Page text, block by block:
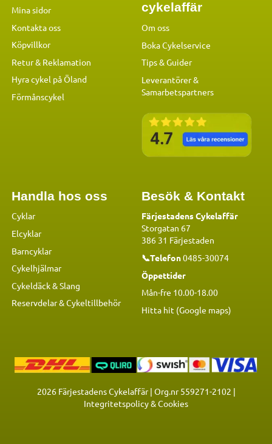
Mina sidor
Kontakta oss
Köpvillkor
Retur & Reklamation
Hyra cykel på Öland
Förmånscykel
cykelaffär
Om oss
Boka Cykelservice
Tips & Guider
Leverantörer &
Samarbetspartners
Handla hos oss
Cyklar
Elcyklar
Barncyklar
Cykelhjälmar
Cykeldäck & Slang
Reservdelar&Cykeltillbehör
Besök & Kontakt
Färjestadens Cykelaffär
Storgatan 67
386 31 Färjestaden
📞Telefon0485-30074
Öppettider
Mån-fre 10.00-18.00
Hitta hit (Google maps)
2026Färjestadens Cykelaffär | Org.nr 559271-2102 |
Integritetspolicy & Cookies